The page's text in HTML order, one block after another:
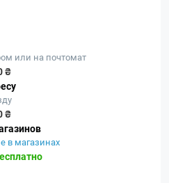
или на почтомат
₴
₴
в магазинах